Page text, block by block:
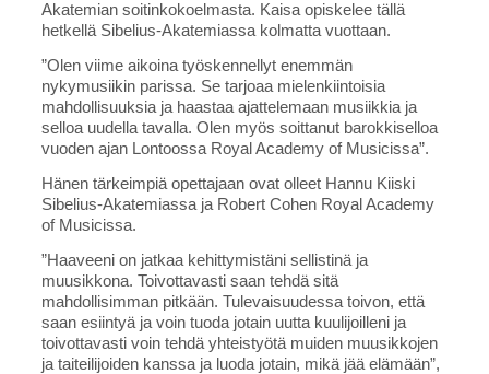
Akatemian soitinkokoelmasta. Kaisa opiskelee tällä
hetkellä Sibelius-Akatemiassa kolmatta vuottaan.
”Olen viime aikoina työskennellyt enemmän
nykymusiikin parissa. Se tarjoaa mielenkiintoisia
mahdollisuuksia ja haastaa ajattelemaan musiikkia ja
selloa uudella tavalla. Olen myös soittanut barokkiselloa
vuoden ajan Lontoossa Royal Academy of Musicissa”.
Hänen tärkeimpiä opettajaan ovat olleet Hannu Kiiski
Sibelius-Akatemiassa ja Robert Cohen Royal Academy
of Musicissa.
”Haaveeni on jatkaa kehittymistäni sellistinä ja
muusikkona. Toivottavasti saan tehdä sitä
mahdollisimman pitkään. Tulevaisuudessa toivon, että
saan esiintyä ja voin tuoda jotain uutta kuulijoilleni ja
toivottavasti voin tehdä yhteistyötä muiden muusikkojen
ja taiteilijoiden kanssa ja luoda jotain, mikä jää elämään”,